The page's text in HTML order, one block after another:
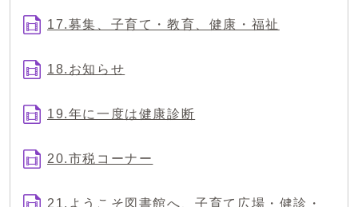
17.募集、子育て・教育、健康・福祉
18.お知らせ
19.年に一度は健康診断
20.市税コーナー
21.ようこそ図書館へ、子育て広場・健診・